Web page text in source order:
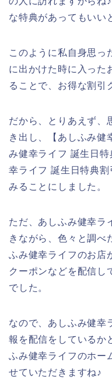
な特典があってもいい
このように私自身思っ
に出かけた時に入った
ることで、お得な割引
だから、とりあえず、
き出し、【あしふみ健
み健幸ライフ 誕生日
幸ライフ 誕生日特典
みることにしました。
ただ、あしふみ健幸ラ
きながら、色々と調べ
ふみ健幸ライフのお店
クーポンなどを配信し
でした。
なので、あしふみ健幸
報を配信をしているか
ふみ健幸ライフのホー
せていただきますね♪